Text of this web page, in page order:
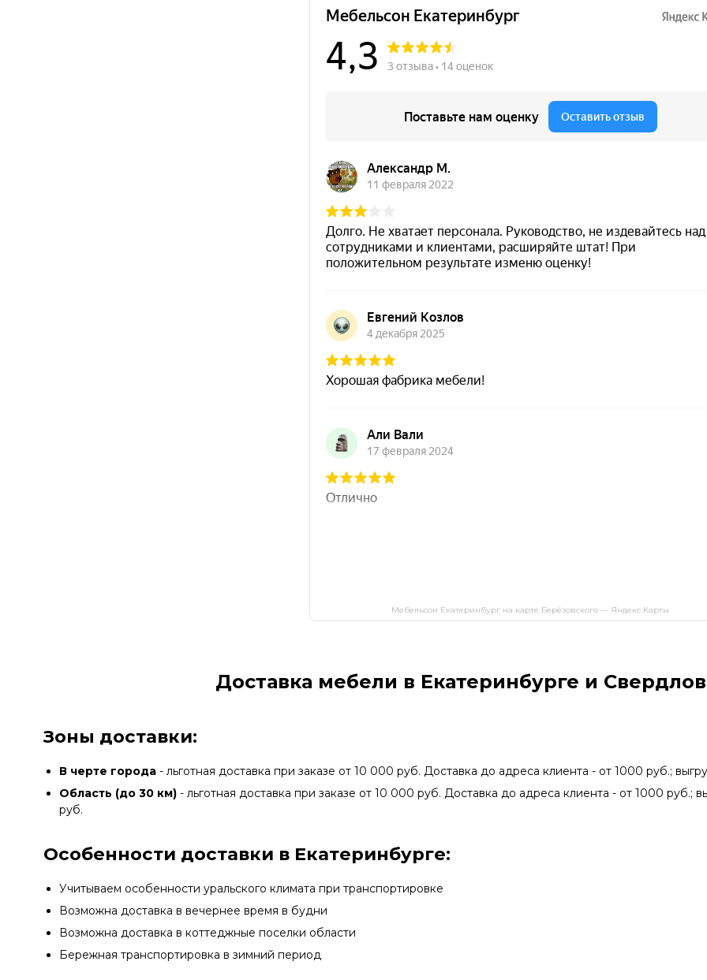
Мебельсон Екатеринбург на карте Берёзовского — Яндекс Карты
Доставка мебели в Екатеринбурге и
Зоны доставки:
В черте города - льготная доставка при заказе от 10 000 руб. Доставка до адреса клиента - от 1000 руб.;
Область (до 30 км) - льготная доставка при заказе от 10 000 руб. Доставка до адреса клиента - от 1000 руб.;
руб.
Особенности доставки в Екатеринбурге:
Учитываем особенности уральского климата при транспортировке
Возможна доставка в вечернее время в будни
Возможна доставка в коттеджные поселки области
Бережная транспортировка в зимний период